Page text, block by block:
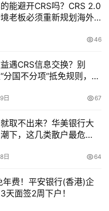
注册
能避开CRS吗？CRS 2.0
老板必须重新规划海外
46
遇CRS信息交换？别
分国不分项”抵免规则，合
日 67
取不出来？华美银行大
下，这几类散户最危
日 64
年费！平安银行(香港)企
天面签2周下户！